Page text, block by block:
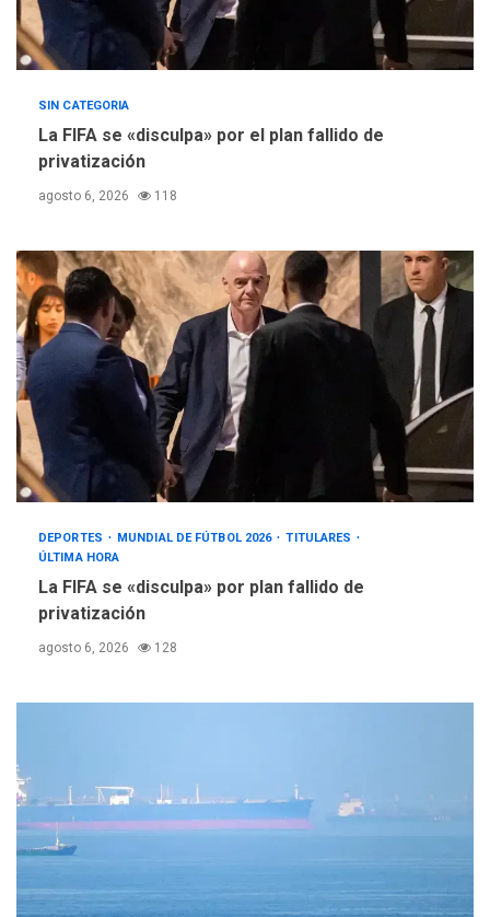
SIN CATEGORIA
La FIFA se «disculpa» por el plan fallido de
privatización
agosto 6, 2026 118
DEPORTES MUNDIAL DE FÚTBOL 2026
TITULARES
ÚLTIMA HORA
La FIFA se «disculpa» por plan fallido de
privatización
agosto 6, 2026 128